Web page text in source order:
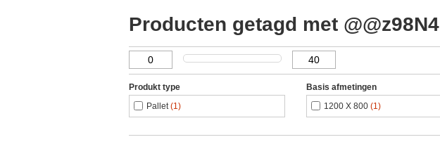
Producten getagd met @@z98N4
Produkt type
Pallet(1)
Basis afmetingen
1200 X 800 (1)